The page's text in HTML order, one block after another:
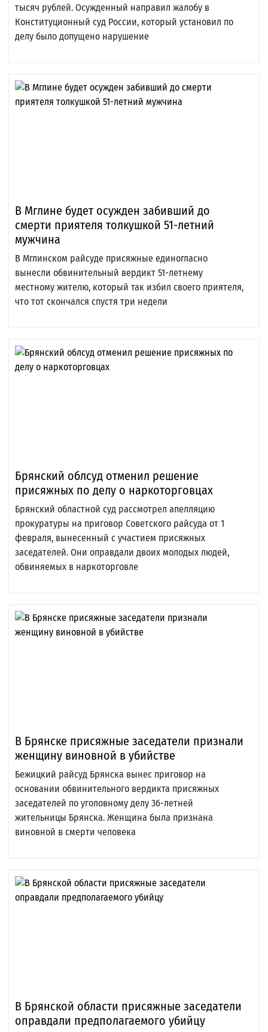
тысяч рублей. Осужденный направил жалобу в
Конституционный суд России, который установил по
делу было допущено нарушение
В Мглине будет осужден забивший до
смерти приятеля толкушкой 51-летний
мужчина
В Мглинском райсуде присяжные единогласно
вынесли обвинительный вердикт 51-летнему
местному жителю, который так избил своего приятеля,
что тот скончался спустя три недели
Брянский облсуд отменил решение
присяжных по делу о наркоторговцах
Брянский областной суд рассмотрел апелляцию
прокуратуры на приговор Советского райсуда от 1
февраля, вынесенный с участием присяжных
заседателей. Они оправдали двоих молодых людей,
обвиняемых в наркоторговле
В Брянске присяжные заседатели признали
женщину виновной в убийстве
Бежицкий райсуд Брянска вынес приговор на
основании обвинительного вердикта присяжных
заседателей по уголовному делу 36-летней
жительницы Брянска. Женщина была признана
виновной в смерти человека
В Брянской области присяжные заседатели
оправдали предполагаемого убийцу